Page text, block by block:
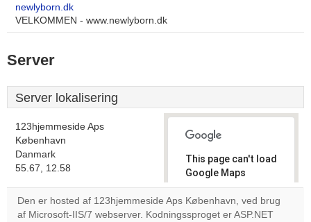
newlyborn.dk
VELKOMMEN - www.newlyborn.dk
Server
Server lokalisering
123hjemmeside Aps
København
Danmark
55.67, 12.58
This page can't load
Google Maps
correctly.
Do you
Den er hosted af 123hjemmeside Aps København, ved brug
af Microsoft-IIS/7 webserver. Kodningssproget er ASP.NET